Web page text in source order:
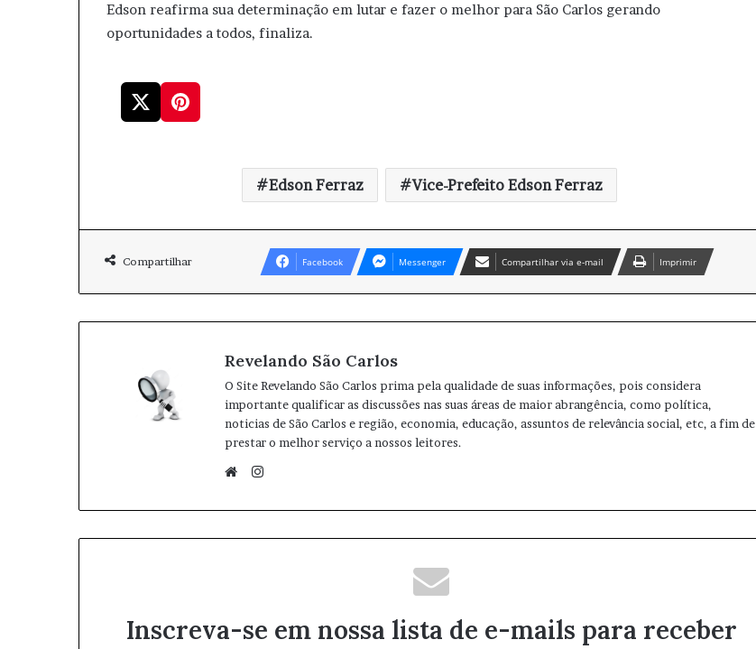
Edson reafirma sua determinação em lutar e fazer o melhor para São Carlos gerando
oportunidades a todos, finaliza.
Edson Ferraz Vice-Prefeito Edson Ferraz
Compartilhar Facebook Messenger Compartilhar via e-mail Imprimir
Revelando São Carlos
O Site Revelando São Carlos prima pela qualidade de suas informações, pois considera
importante qualificar as discussões nas suas áreas de maior abrangência, como política,
noticias de São Carlos e região, economia, educação, assuntos de relevância social, etc, a fim de
prestar o melhor serviço a nossos leitores.
e
b
I
s
t
a
m
Inscreva-se em nossa lista de e-mails para receber